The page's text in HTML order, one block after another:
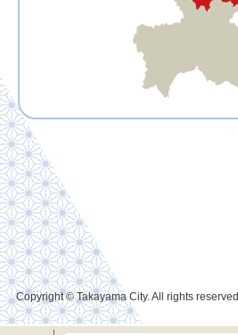
Copyright © Takayama City. All rights reserved.